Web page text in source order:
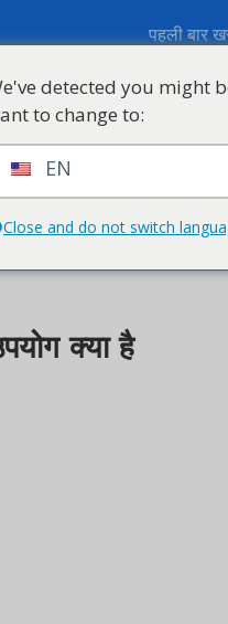
पहली बार
उद्योग समाधान
क्या है
detected you might be
to change to:
EN
and do not switch language